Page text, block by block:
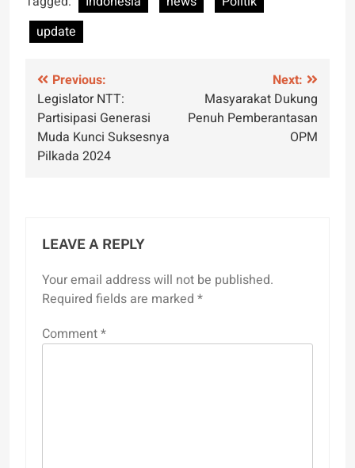
update
Post
navigation
Previous:
Legislator NTT:
Partisipasi Generasi
Muda Kunci Suksesnya
Pilkada 2024
Next:
Masyarakat Dukung
Penuh Pemberantasan
OPM
LEAVE A REPLY
Your email address will not be published.
Required fields are marked *
Comment*